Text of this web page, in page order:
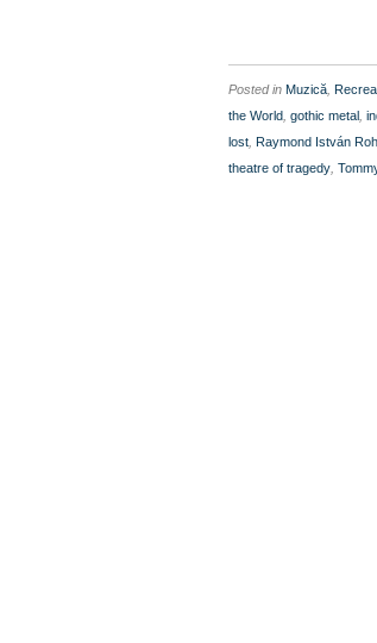
Posted in Muzică
the World gothic metal
lost Raymond István
theatre of tragedy